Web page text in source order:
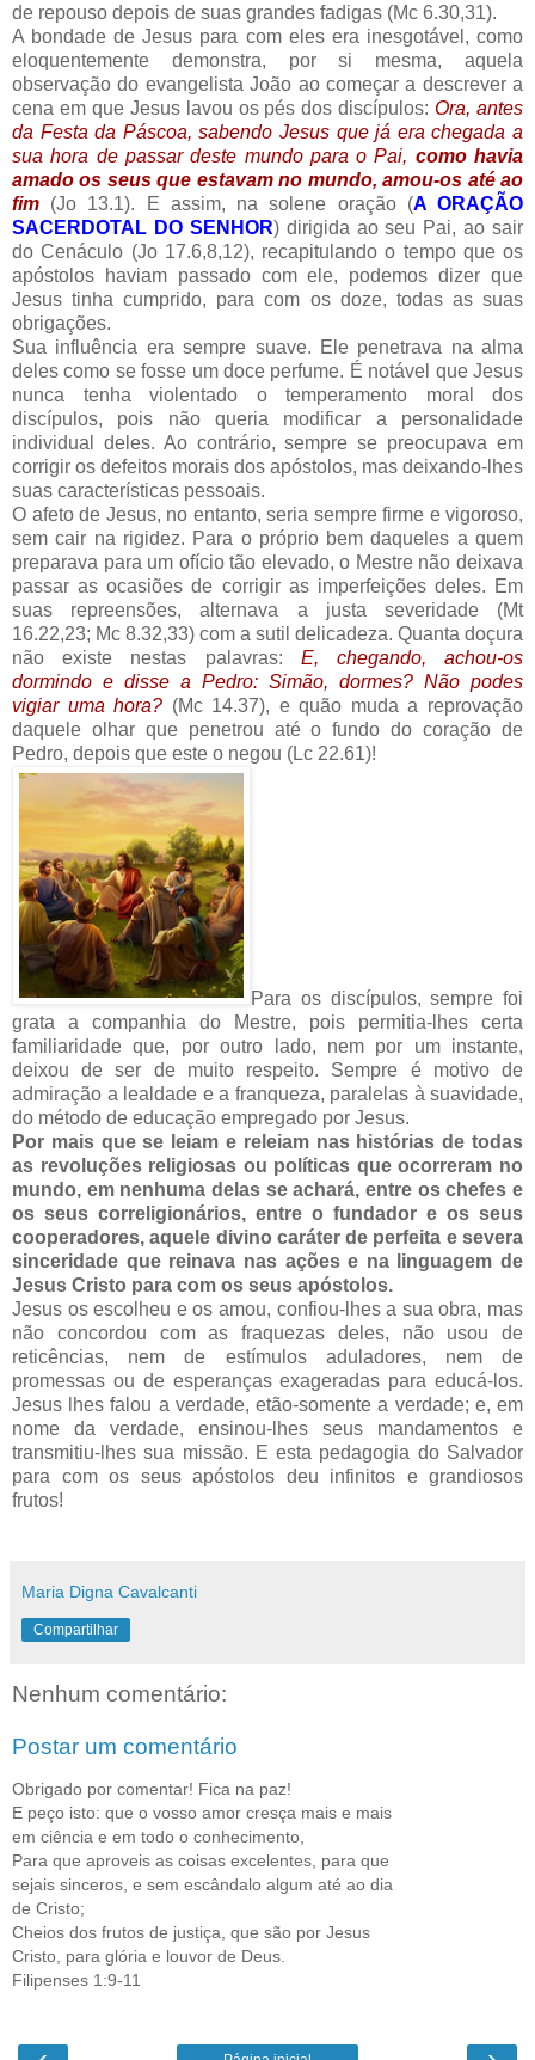
de repouso depois de suas grandes fadigas (Mc 6.30,31).
A bondade de Jesus para com eles era inesgotável, como
eloquentemente demonstra, por si mesma, aquela
observação do evangelista João ao começar a descrever a
cena em que Jesus lavou os pés dos discípulos:Ora, antes
da Festa da Páscoa, sabendo Jesus que já era chegada a
sua hora de passar deste mundo para o Pai, como havia
amado os seus que estavam no mundo, amou-os até ao
fim (Jo 13.1). E assim, na solene oração (A ORAÇÃO
SACERDOTAL DO SENHOR) dirigida ao seu Pai, ao sair
do Cenáculo (Jo 17.6,8,12), recapitulando o tempo que os
apóstolos haviam passado com ele, podemos dizer que
Jesus tinha cumprido, para com os doze, todas as suas
obrigações.
Sua influência era sempre suave. Ele penetrava na alma
deles como se fosse um doce perfume. É notável que Jesus
nunca tenha violentado o temperamento moral dos
discípulos, pois não queria modificar a personalidade
individual deles. Ao contrário, sempre se preocupava em
corrigir os defeitos morais dos apóstolos, mas deixando-lhes
suas características pessoais.
O afeto de Jesus, no entanto, seria sempre firme e vigoroso,
sem cair na rigidez. Para o próprio bem daqueles a quem
preparava para um ofício tão elevado, o Mestre não deixava
passar as ocasiões de corrigir as imperfeições deles. Em
suas repreensões, alternava a justa severidade (Mt
16.22,23; Mc 8.32,33) com a sutil delicadeza. Quanta doçura
não existe nestas palavras: E, chegando, achou-os
dormindo e disse a Pedro: Simão, dormes? Não podes
vigiar uma hora? (Mc 14.37), e quão muda a reprovação
daquele olhar que penetrou até o fundo do coração de
Pedro, depois que este o negou (Lc 22.61)!
Para os discípulos, sempre foi
grata a companhia do Mestre, pois permitia-lhes certa
familiaridade que, por outro lado, nem por um instante,
deixou de ser de muito respeito. Sempre é motivo de
admiração a lealdade e a franqueza, paralelas à suavidade,
do método de educação empregado por Jesus.
Por mais que se leiam e releiam nas histórias de todas
as revoluções religiosas ou políticas que ocorreram no
mundo, em nenhuma delas se achará, entre os chefes e
os seus correligionários, entre o fundador e os seus
cooperadores, aquele divino caráter de perfeita e severa
sinceridade que reinava nas ações e na linguagem de
Jesus Cristo para com os seus apóstolos.
Jesus os escolheu e os amou, confiou-lhes a sua obra, mas
não concordou com as fraquezas deles, não usou de
reticências, nem de estímulos aduladores, nem de
promessas ou de esperanças exageradas para educá-los.
Jesus lhes falou a verdade, etão-somente a verdade; e, em
nome da verdade, ensinou-lhes seus mandamentos e
transmitiu-lhes sua missão. E esta pedagogia do Salvador
para com os seus apóstolos deu infinitos e grandiosos
frutos!
Maria Digna Cavalcanti
Compartilhar
Nenhum comentário:
Postar um comentário
Obrigado por comentar! Fica na paz!
E peço isto: que o vosso amor cresça mais e mais
em ciência e em todo o conhecimento,
Para que aproveis as coisas excelentes, para que
sejais sinceros, e sem escândalo algum até ao dia
de Cristo;
Cheios dos frutos de justiça, que são por Jesus
Cristo, para glória e louvor de Deus.
Filipenses 1:9-11